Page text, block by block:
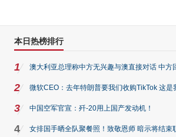
本日热榜排行
1 澳大利亚总理称中方无兴趣与澳直接对话 中方
2 微软CEO：去年特朗普要我们收购TikTok 这是
3 中国空军官宣：歼-20用上国产发动机！
4 女排国手晒全队聚餐照！致敬恩师 暗示将结束